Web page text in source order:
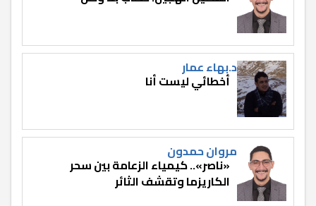
د.بهاء عمار
أخطائي ليست أنا
مروان حمدون
«ناصر».. كيمياء الزعامة بين سحر
الكاريزما وتقشف الثائر